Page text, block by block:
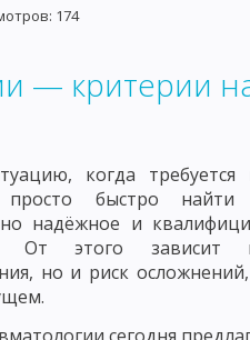
174
— критерии
когда требуется
быстро найти
надёжное и
От этого зависит
но и риск